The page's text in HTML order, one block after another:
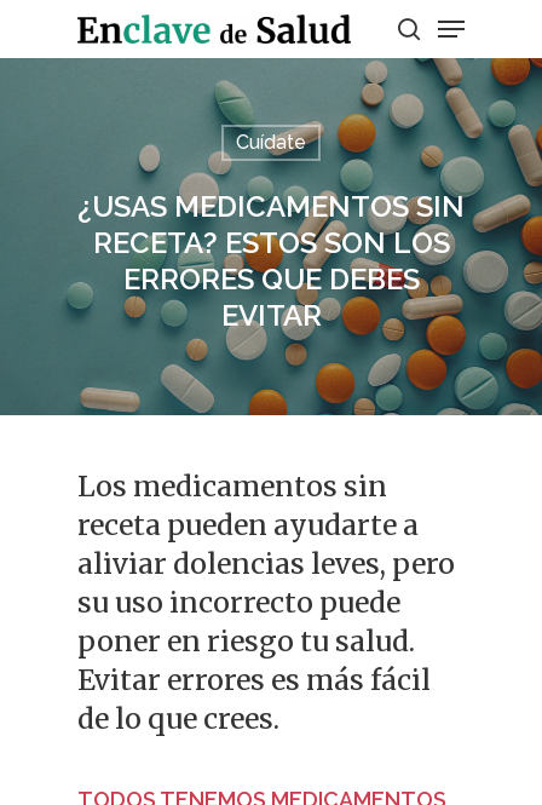
Presiona enter para buscar o ESC para
salir
Cuídate
¿USAS MEDICAMENTOS SIN
RECETA? ESTOS SON LOS
ERRORES QUE DEBES
EVITAR
Los medicamentos sin
receta pueden ayudarte a
aliviar dolencias leves, pero
su uso incorrecto puede
poner en riesgo tu salud.
Evitar errores es más fácil
de lo que crees.
TODOS TENEMOS MEDICAMENTOS